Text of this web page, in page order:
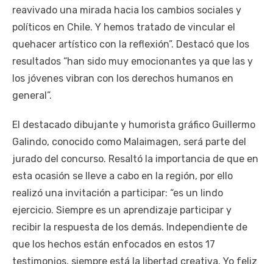
reavivado una mirada hacia los cambios sociales y
políticos en Chile. Y hemos tratado de vincular el
quehacer artístico con la reflexión”. Destacó que los
resultados “han sido muy emocionantes ya que las y
los jóvenes vibran con los derechos humanos en
general”.
El destacado dibujante y humorista gráfico Guillermo
Galindo, conocido como Malaimagen, será parte del
jurado del concurso. Resaltó la importancia de que en
esta ocasión se lleve a cabo en la región, por ello
realizó una invitación a participar: “es un lindo
ejercicio. Siempre es un aprendizaje participar y
recibir la respuesta de los demás. Independiente de
que los hechos están enfocados en estos 17
testimonios, siempre está la libertad creativa. Yo feliz